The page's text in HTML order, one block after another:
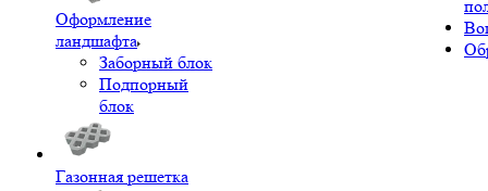
Оформление
ландшафта
Заборный блок
Подпорный
блок
Газонная решетка